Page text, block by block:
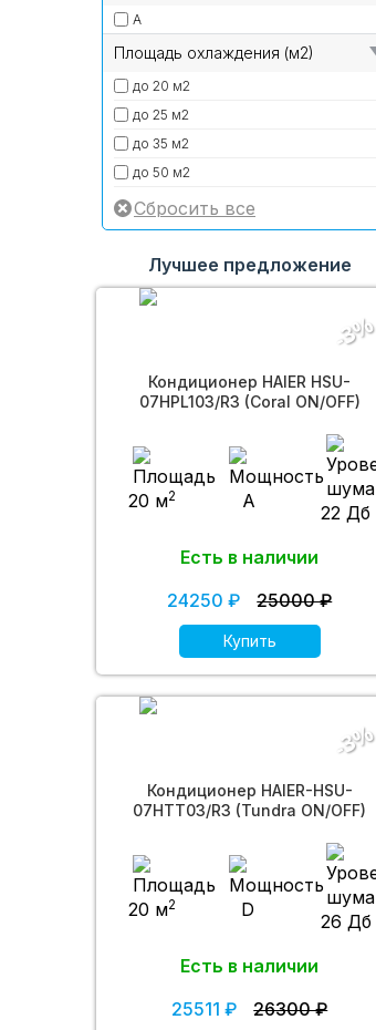
A
Площадь охлаждения (м2)
до 20 м2
до 25 м2
до 35 м2
до 50 м2
Лучшее предложение
Кондиционер HAIER HSU-
07HPL103/R3 (Coral ON/OFF)
20 м2 A
22 Дб
Есть в наличии
-3%
24250 ₽ 25000 ₽
Купить
Кондиционер HAIER-HSU-
07HTT03/R3 (Tundra ON/OFF)
20 м2 D
26 Дб
Есть в наличии
-3%
25511 ₽ 26300 ₽